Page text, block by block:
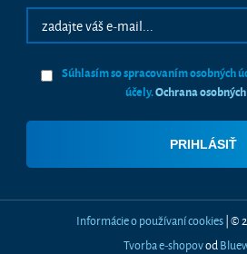
Súhlasím so spracovaním osobných
účely.Ochrana
Informácie o používaní cookies| ©
Tvorba e-shopovod